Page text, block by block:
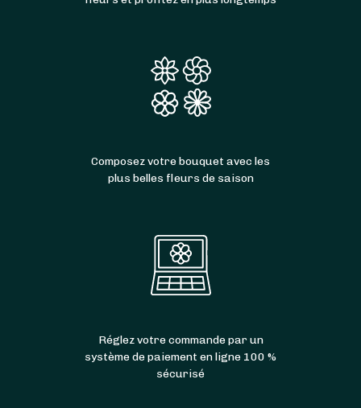
Composez votre bouquet avec les
plus belles fleurs de saison
Réglez votre commande par un
système de paiement en ligne 100 %
sécurisé